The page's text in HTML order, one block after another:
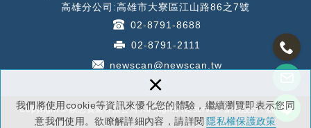
我們將使用cookie等資訊來優化您的體驗，繼續瀏覽即表示您同
意我們使用。欲瞭解詳細內容，請詳閱 隱私權保護政策
×
高雄分公司:高雄市大寮區江山路86之7號
02-8791-8688
02-8791-2111
newscan@newscan.tw
Copyright © 縯忠實業有限公司 All Rights Reserved. 網頁設計 : 新視野